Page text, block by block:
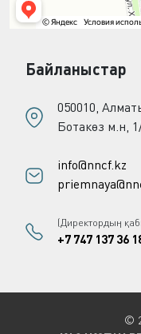
Байланыстар
050010,
Ботакөз м.н,
info@nncf.kz
(Директордың
+7 747 137 36
©